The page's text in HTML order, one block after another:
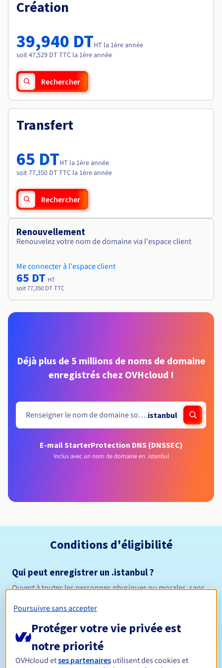
Tarifs
Roadmap & Changelog
Roadmap & Changelog
Création
39,940 DTHT la 1ère année
soit 47,529 DT TTC la 1ère année
Rechercher
Transfert
65 DTHT la 1ère année
soit 77,350 DT TTC la 1ère année
Rechercher
Renouvellement
Renouvelez votre nom de domaine via l'espace client
Me connecter à l'espace client
65 DT HT
soit 77,350 DT TTC
Déjà plus de 5 millions de noms de domaine
enregistrés chez OVHcloud !
.istanbul
E-mail StarterProtection DNS (DNSSEC)
Inclus avec un nom de domaine en .istanbul
Conditions d'éligibilité
Qui peut enregistrer un .istanbul ?
Ouvert à toutes les personnes physiques ou morales, sans
Durée de réservation
Poursuivre sans accepter
Protéger votre vie privée est
notre priorité
OVHcloud etses partenaires utilisent des cookies et